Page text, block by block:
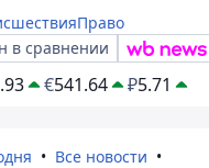
Право
в сравнении
€541.64 ₽5.71
Все новости